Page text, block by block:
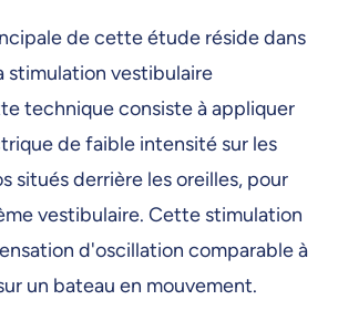
de cette étude réside dans
stimulation vestibulaire
technique consiste à appliquer
de faible intensité sur les
situés derrière les oreilles, pour
vestibulaire. Cette stimulation
d'oscillation comparable à
un bateau en mouvement.